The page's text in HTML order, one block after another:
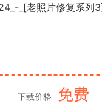
_[老照片修复系列
下载价格 免费